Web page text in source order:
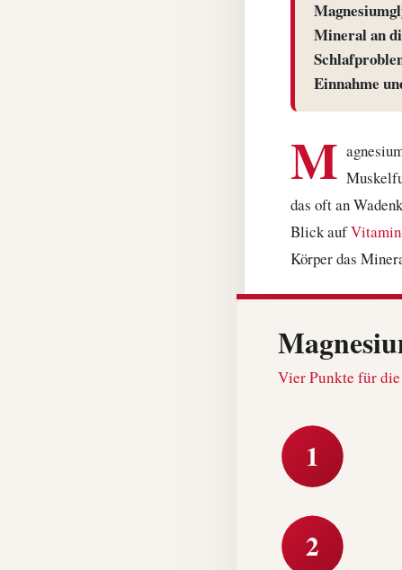
Mineral an
Einnahme
M
das oft an
Blick auf
Körper das
Vier Punkte für
1
2